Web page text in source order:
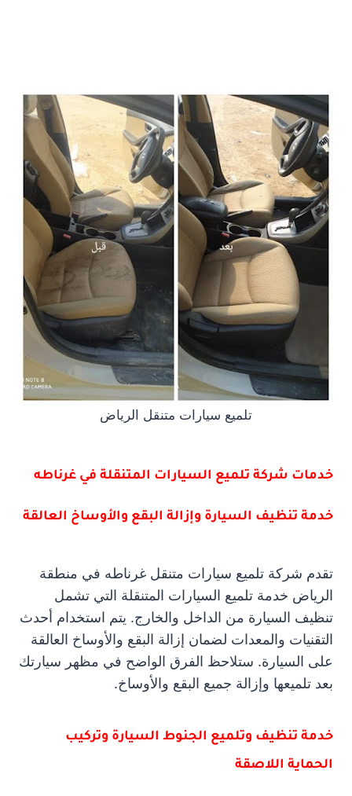
تلميع سيارات متنقل الرياض
خدمات شركة تلميع السيارات المتنقلة في غرناطه
خدمة تنظيف السيارة وإزالة البقع والأوساخ العالقة
تقدم شركة تلميع سيارات متنقل غرناطه في منطقة
الرياض خدمة تلميع السيارات المتنقلة التي تشمل
تنظيف السيارة من الداخل والخارج. يتم استخدام أحدث
التقنيات والمعدات لضمان إزالة البقع والأوساخ العالقة
على السيارة. ستلاحظ الفرق الواضح في مظهر سيارتك
بعد تلميعها وإزالة جميع البقع والأوساخ.
خدمة تنظيف وتلميع الجنوط السيارة وتركيب
الحماية اللاصقة